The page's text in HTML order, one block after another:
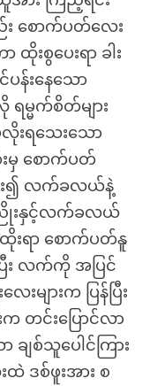
စောက်ပတ်လေး
စွပေးရာ ခါး
ပန်းနေသော
မ္မက်စိတ်များ
းရသေးသော
းမှ စောက်ပတ်
း၍ လက်ခလယ်နဲ့
းနှင့်လက်ခလယ်
ထိုးရာ စောက်ပတ်နူ
ြီး လက်ကို အပြင်
များက ပြန်ပြီး
တင်းပြောင်လာ
ျစ်သူပေါင်ကြား
ထဲ ဒစ်ဖူးအား စ